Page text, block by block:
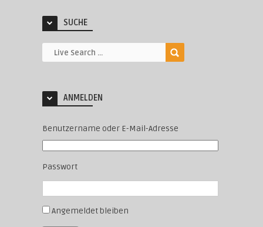
SUCHE
ANMELDEN
Benutzername oder E-Mail-Adresse
Passwort
Angemeldet bleiben